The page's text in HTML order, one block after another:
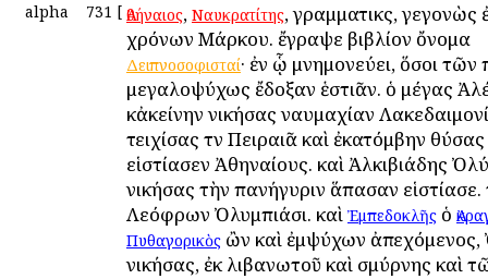
alpha 731 [ Ἀθήναιος, Ναυκρατίτης, γραμματικὸς, γεγονὼς
χρόνων Μάρκου. ἔγραψε βιβλίον ὄνομα
Δειπνοσοφισταί· ἐν ᾧ μνημονεύει, ὅσοι
μεγαλοψύχως ἔδοξαν ἑστιᾶν. ὁ μέγας
κἀκείνην νικήσας ναυμαχίαν
τειχίσας τὸν Πειραιᾶ καὶ ἐκατόμβην
εἱστίασεν Ἀθηναίους. καὶ Ἀλκιβιάδης
νικήσας τὴν πανήγυριν ἅπασαν εἱστίασε.
Λεόφρων Ὀλυμπιάσι. καὶ Ἐμπεδοκλῆς ὁ
Πυθαγορικὸς ὢν καὶ ἐμψύχων
νικήσας, ἐκ λιβανωτοῦ καὶ σμύρνης καὶ